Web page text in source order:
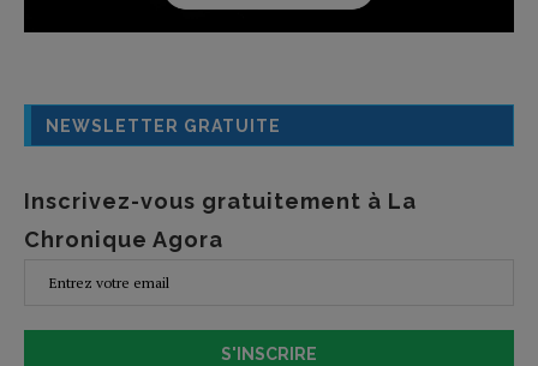
NEWSLETTER GRATUITE
Inscrivez-vous gratuitement à La
Chronique Agora
S'INSCRIRE